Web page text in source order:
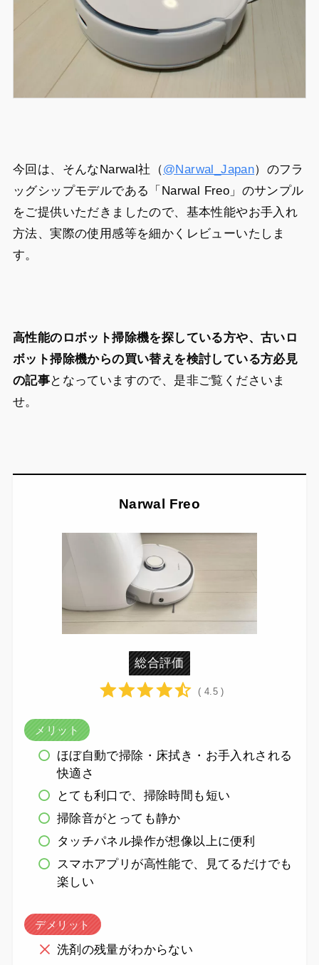
今回は、そんなNarwal社（@Narwal_Japan）のフラ
ッグシップモデルである「Narwal Freo」のサンプル
をご提供いただきましたので、基本性能やお手入れ
方法、実際の使用感等を細かくレビューいたしま
す。
高性能のロボット掃除機を探している方や、古いロ
ボット掃除機からの買い替えを検討している方必見
の記事となっていますので、是非ご覧くださいま
せ。
Narwal Freo
総合評価
( 4.5 )
メリット
ほぼ自動で掃除・床拭き・お手入れされる
快適さ
とても利口で、掃除時間も短い
掃除音がとっても静か
タッチパネル操作が想像以上に便利
スマホアプリが高性能で、見てるだけでも
楽しい
デメリット
洗剤の残量がわからない